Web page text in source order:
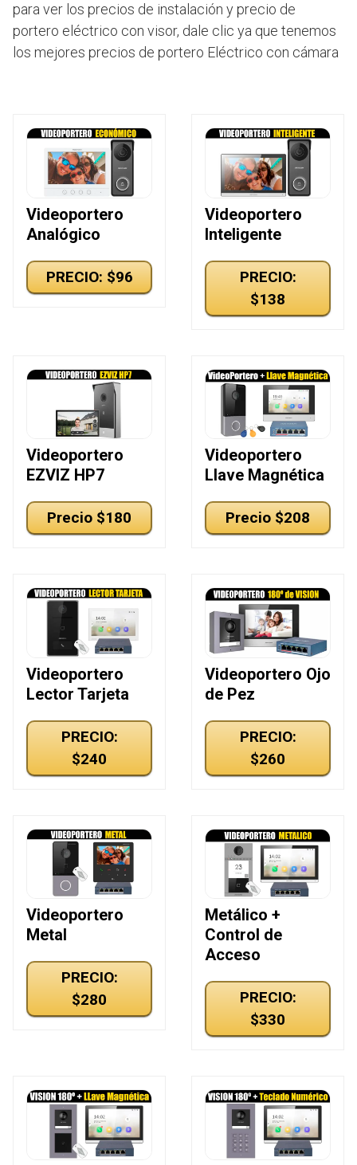
para ver los precios de instalación y precio de
portero eléctrico con visor, dale clic ya que tenemos
los mejores precios de portero Eléctrico con cámara
Videoportero
Analógico
PRECIO: $96
Videoportero
Inteligente
PRECIO:
$138
Videoportero
EZVIZ HP7
Precio $180
Videoportero
Llave Magnética
Precio $208
Videoportero
Lector Tarjeta
PRECIO:
$240
Videoportero Ojo
de Pez
PRECIO:
$260
Videoportero
Metal
PRECIO:
$280
Metálico +
Control de
Acceso
PRECIO:
$330